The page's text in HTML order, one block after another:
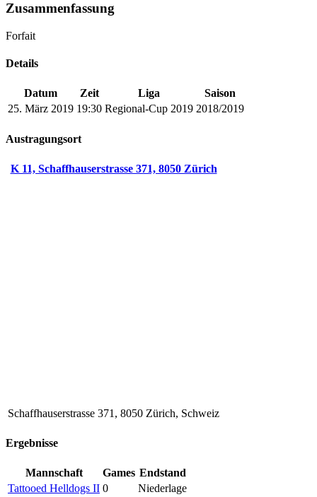
Zusammenfassung
Forfait
Details
Datum Zeit Liga
Saison
25. März 2019 19:30 Regional-Cup 2019 2018/2019
Austragungsort
K 11, Schaffhauserstrasse 371, 8050 Zürich
Schaffhauserstrasse 371, 8050 Zürich, Schweiz
Ergebnisse
Mannschaft Games Endstand
Tattooed Helldogs II 0
Niederlage